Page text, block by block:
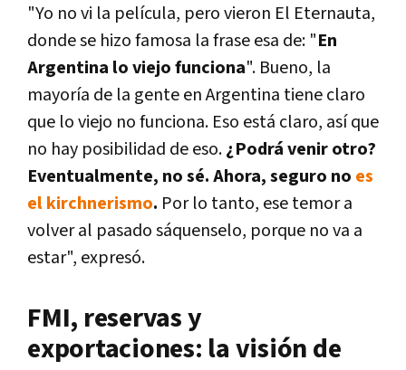
"Yo no vi la película, pero vieron El Eternauta,
donde se hizo famosa la frase esa de: "En
Argentina lo viejo funciona". Bueno, la
mayoría de la gente en Argentina tiene claro
que lo viejo no funciona. Eso está claro, así que
no hay posibilidad de eso.¿Podrá venir otro?
Eventualmente, no sé. Ahora, seguro no es
el kirchnerismo. Por lo tanto, ese temor a
volver al pasado sáquenselo, porque no va a
estar", expresó.
FMI, reservas y
exportaciones: la visión de